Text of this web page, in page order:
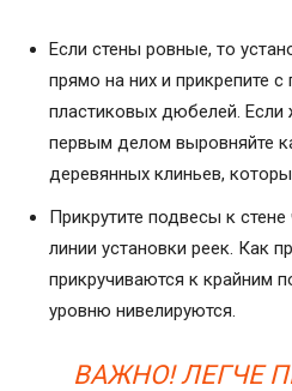
Если стены ровные, то
прямо на них и прикрепите
пластиковых дюбелей. Если
первым делом выровняйте
деревянных клиньев,
Прикрутите подвесы к
линии установки реек. Как
прикручиваются к крайним
уровню нивелируются.
ВАЖНО! ЛЕГЧЕ